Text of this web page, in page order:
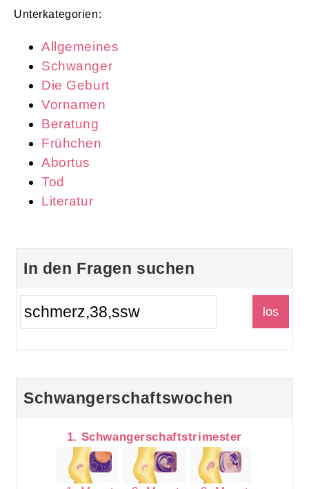
Unterkategorien:
Allgemeines
Schwanger
Die Geburt
Vornamen
Beratung
Frühchen
Abortus
Tod
Literatur
In den Fragen suchen
Schwangerschaftswochen
1. Schwangerschaftstrimester